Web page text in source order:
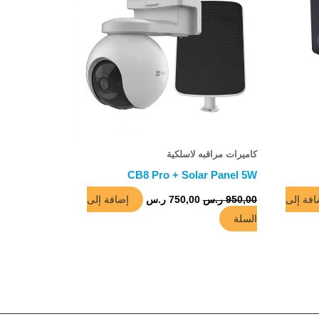
إلى
كاميرات مراقبه لاسلكية
CB8 Pro + Solar Panel 5W
950,00 ر.س 750,00 ر.س
إضافة إلى
السلة